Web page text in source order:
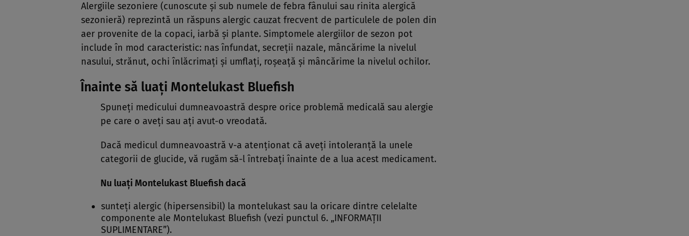
Alergiile sezoniere (cunoscute şi sub numele de febra fânului sau rinita alergică
sezonieră) reprezintă un răspuns alergic cauzat frecvent de particulele de polen din
aer provenite de la copaci, iarbă şi plante. Simptomele alergiilor de sezon pot
include în mod caracteristic: nas înfundat, secreţii nazale, mâncărime la nivelul
nasului, strănut, ochi înlăcrimaţi şi umflaţi, roşeaţă şi mâncărime la nivelul ochilor.
Înainte să luaţi Montelukast Bluefish
Spuneţi medicului dumneavoastră despre orice problemă medicală sau alergie
pe care o aveţi sau aţi avut-o vreodată.
Dacă medicul dumneavoastră v-a atenţionat că aveţi intoleranţă la unele
categorii de glucide, vă rugăm să-l întrebaţi înainte de a lua acest medicament.
Nu luaţi Montelukast Bluefish dacă
sunteţi alergic (hipersensibil) la montelukast sau la oricare dintre celelalte
componente ale Montelukast Bluefish (vezi punctul 6. „INFORMAŢII
SUPLIMENTARE”).